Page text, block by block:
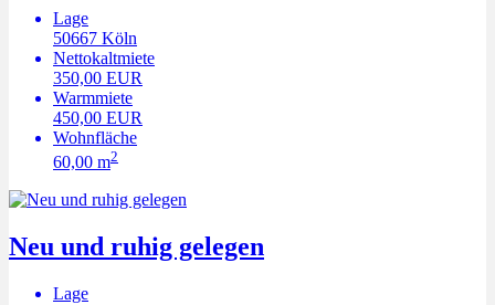
Lage
50667 Köln
Nettokaltmiete
350,00 EUR
Warmmiete
450,00 EUR
Wohnfläche
60,00 m2
Neu und ruhig gelegen
Lage